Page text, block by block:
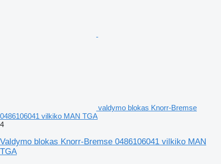
valdymo blokas Knorr-Bremse
0486106041 vilkiko MAN TGA
4
Valdymo blokas Knorr-Bremse 0486106041 vilkiko MAN
TGA